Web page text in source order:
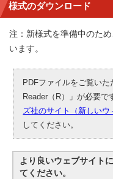
様式のダウンロード
注：新様式を準備中のた
います。
PDFファイルをご覧いた
Reader（R）」が必要で
ズ社のサイト（新しいウ
してください。
より良いウェブサイト
てください。